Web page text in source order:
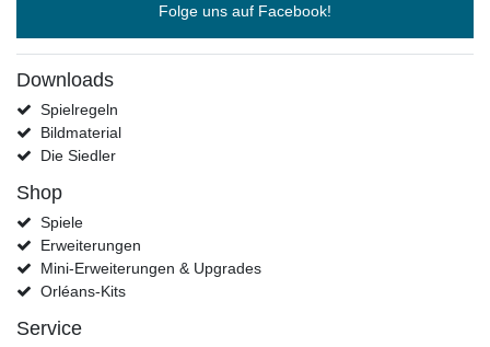
Folge uns auf Facebook!
Downloads
Spielregeln
Bildmaterial
Die Siedler
Shop
Spiele
Erweiterungen
Mini-Erweiterungen & Upgrades
Orléans-Kits
Service